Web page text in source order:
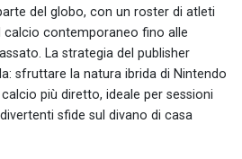
del globo, con un roster di atleti
calcio contemporaneo fino alle
La strategia del publisher
sfruttare la natura ibrida di Nintendo
più diretto, ideale per sessioni
sfide sul divano di casa